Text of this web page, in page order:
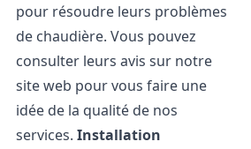
pour résoudre leurs problèmes
de chaudière. Vous pouvez
consulter leurs avis sur notre
site web pour vous faire une
idée de la qualité de nos
services.Installation